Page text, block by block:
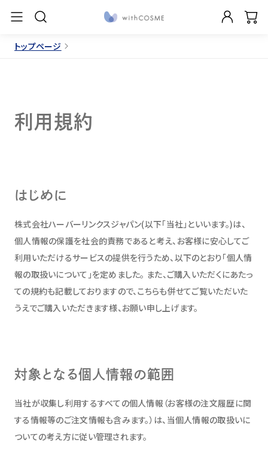
トップページ
利用規約
はじめに
株式会社ハーバーリンクスジャパン(以下「当社」といいます。)は、
個人情報の保護を社会的責務であると考え、お客様に安心してご
利用いただけるサービスの提供を行うため、以下のとおり「個人情
報の取扱いについて」を定めました。 また、ご購入いただくにあたっ
ての規約も記載しておりますので、こちらも併せてご覧いただいた
うえでご購入いただきます様、お願い申し上げます。
対象となる個人情報の範囲
当社が収集し利用するすべての個人情報（お客様の注文履歴に関
する情報等のご注文情報も含みます。）は、当個人情報の取扱いに
ついての考え方に従い管理されます。